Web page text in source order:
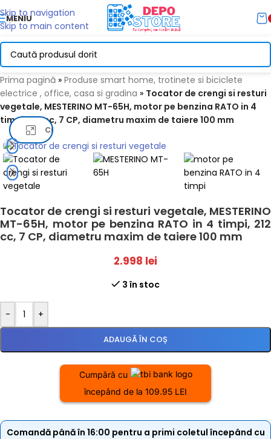
Skip to navigation
Skip to main content
MENIU
Prima pagină » Produse smart home, trotinete si biciclete
electrice , office, casa si gradina » Tocator de crengi si resturi
vegetale, MESTERINO MT-65H, motor pe benzina RATO in 4
timpi, 212 cc, 7 CP, diametru maxim de taiere 100 mm
Click pentru a mari
Tocator de crengi si resturi vegetale, MESTERINO
MT-65H, motor pe benzina RATO in 4 timpi, 212
cc, 7 CP, diametru maxim de taiere 100 mm
2.998 lei
3 în stoc
- +
ADAUGĂ ÎN COȘ
Cumpără cu
începând de la 109.95 LEI
Comandă până în 16:00 pentru a primi coletul începând cu